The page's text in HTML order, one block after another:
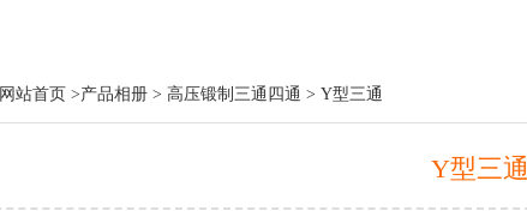
网站首页 >产品相册 > 高压锻制三通四通 > Y型三通
Y型三通